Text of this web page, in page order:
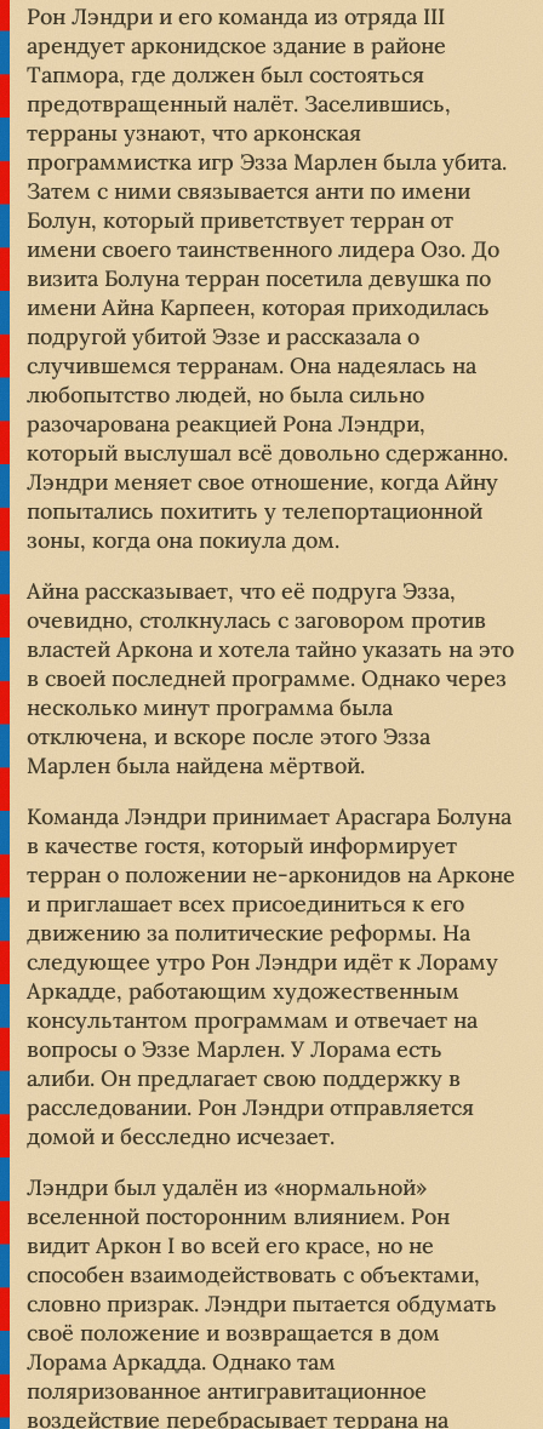
Рон Лэндри и его команда из отряда III
арендует арконидское здание в районе
Тапмора, где должен был состояться
предотвращенный налёт. Заселившись,
терраны узнают, что арконская
программистка игр Эзза Марлен была убита.
Затем с ними связывается анти по имени
Болун, который приветствует терран от
имени своего таинственного лидера Озо. До
визита Болуна терран посетила девушка по
имени Айна Карпеен, которая приходилась
подругой убитой Эззе и рассказала о
случившемся терранам. Она надеялась на
любопытство людей, но была сильно
разочарована реакцией Рона Лэндри,
который выслушал всё довольно сдержанно.
Лэндри меняет свое отношение, когда Айну
попытались похитить у телепортационной
зоны, когда она покиула дом.
Айна рассказывает, что её подруга Эзза,
очевидно, столкнулась с заговором против
властей Аркона и хотела тайно указать на это
в своей последней программе. Однако через
несколько минут программа была
отключена, и вскоре после этого Эзза
Марлен была найдена мёртвой.
Команда Лэндри принимает Арасгара Болуна
в качестве гостя, который информирует
терран о положении не-арконидов на Арконе
и приглашает всех присоединиться к его
движению за политические реформы. На
следующее утро Рон Лэндри идёт к Лораму
Аркадде, работающим художественным
консультантом программам и отвечает на
вопросы о Эззе Марлен. У Лорама есть
алиби. Он предлагает свою поддержку в
расследовании. Рон Лэндри отправляется
домой и бесследно исчезает.
Лэндри был удалён из «нормальной»
вселенной посторонним влиянием. Рон
видит Аркон I во всей его красе, но не
способен взаимодействовать с объектами,
словно призрак. Лэндри пытается обдумать
своё положение и возвращается в дом
Лорама Аркадда. Однако там
поляризованное антигравитационное
воздействие перебрасывает террана на